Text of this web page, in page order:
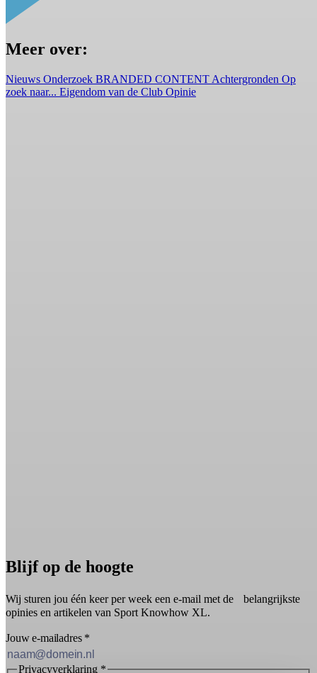
Meer over:
Nieuws Onderzoek BRANDED CONTENT Achtergronden Op
zoek naar... Eigendom van de Club Opinie
Blijf op de hoogte
Wij sturen jou één keer per week een e-mail met de belangrijkste
opinies en artikelen van Sport Knowhow XL.
Jouw e-mailadres *
Privacyverklaring *